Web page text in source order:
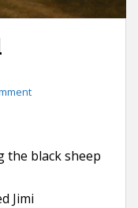
the black sheep
Jimi